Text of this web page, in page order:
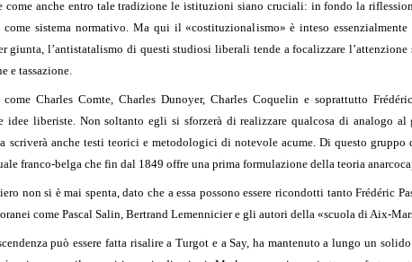
come anche entro tale tradizione le istituzioni siano cruciali: in fondo la
sistema normativo. Ma qui il «costituzionalismo» è inteso
giunta, l’antistatalismo di questi studiosi liberali tende a focalizzare
e tassazione.
Charles Comte, Charles Dunoyer, Charles Coquelin e soprattutto
idee liberiste. Non soltanto egli si sforzerà di realizzare qualcosa di analogo
scriverà anche testi teorici e metodologici di notevole acume. Di questo
franco-belga che fin dal 1849 offre una prima formulazione della teoria
non si è mai spenta, dato che a essa possono essere ricondotti tanto Frédéric
come Pascal Salin, Bertrand Lemennicier e gli autori della «scuola di Aix-
può essere fatta risalire a Turgot e a Say, ha mantenuto a lungo un